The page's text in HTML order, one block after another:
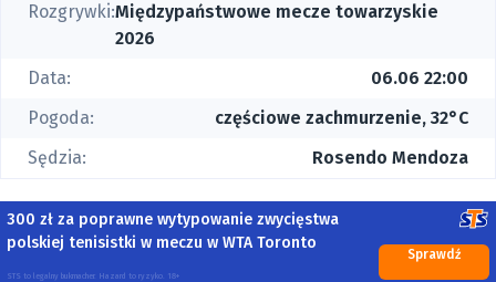
Rozgrywki:Międzypaństwowe mecze towarzyskie
2026
Data:
06.06 22:00
Pogoda:
częściowe zachmurzenie, 32°C
Sędzia:
Rosendo Mendoza
300 zł za poprawne wytypowanie zwycięstwa
polskiej tenisistki w meczu w WTA Toronto
STS to legalny bukmacher. Hazard to ryzyko. 18+
Sprawdź